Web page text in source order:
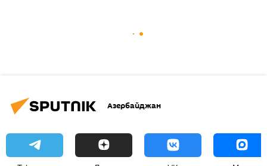
Азербайджан